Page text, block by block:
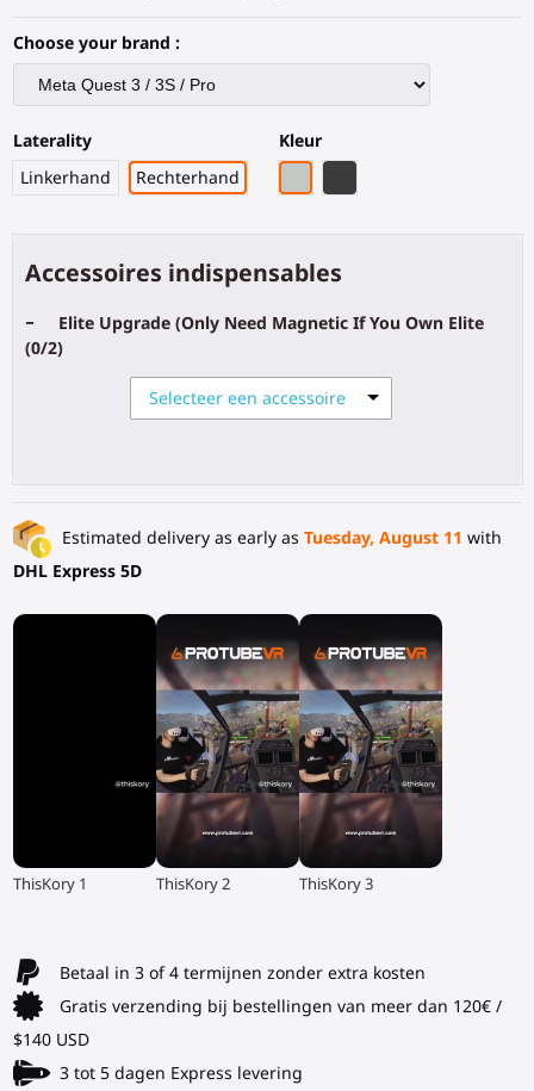
Choose your brand :
Laterality
Linkerhand
Rechterhand
Kleur
Accessoires indispensables
-
Elite Upgrade (Only Need Magnetic If You Own Elite
(0/2)
Selecteer een accessoire
Estimated delivery as early as Tuesday, August 11 with
DHL Express 5D
▶
ThisKory 1 ▶
ThisKory 2 ▶
ThisKory 3
Betaal in 3 of 4 termijnen zonder extra kosten
Gratis verzending bij bestellingen van meer dan 120€ /
$140 USD
3 tot 5 dagen Express levering